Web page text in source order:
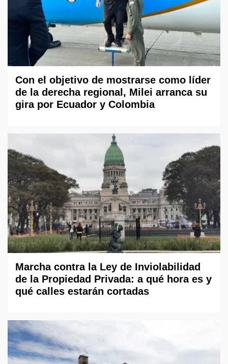
Con el objetivo de mostrarse como líder
de la derecha regional, Milei arranca su
gira por Ecuador y Colombia
Marcha contra la Ley de Inviolabilidad
de la Propiedad Privada: a qué hora es y
qué calles estarán cortadas